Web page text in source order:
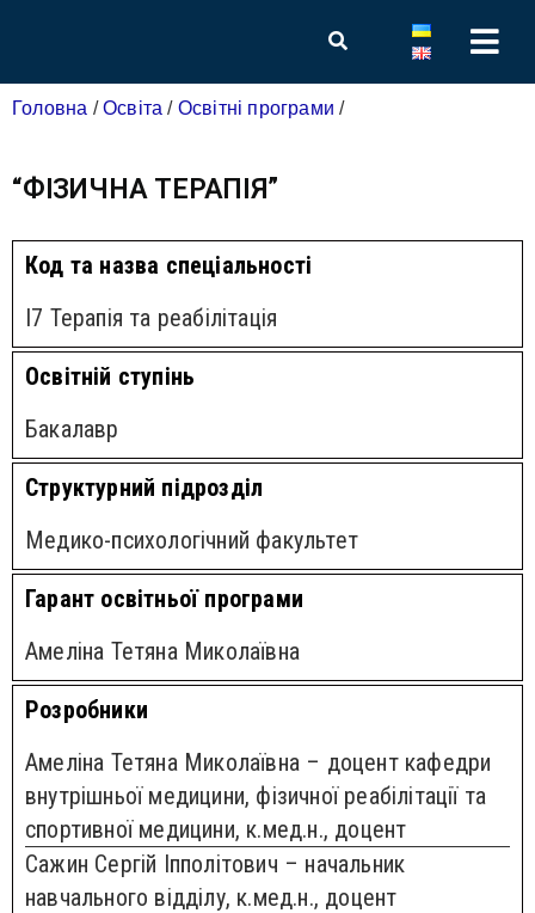
Головна /Освіта / Освітні програми /
“ФІЗИЧНА ТЕРАПІЯ”
Код та назва спеціальності
I7 Терапія та реабілітація
Освітній ступінь
Бакалавр
Структурний підрозділ
Медико-психологічний факультет
Гарант освітньої програми
Амеліна Тетяна Миколаївна
Розробники
Амеліна Тетяна Миколаївна – доцент кафедри
внутрішньої медицини, фізичної реабілітації та
спортивної медицини, к.мед.н., доцент
Сажин Сергій Іпполітович – начальник
навчального відділу, к.мед.н., доцент